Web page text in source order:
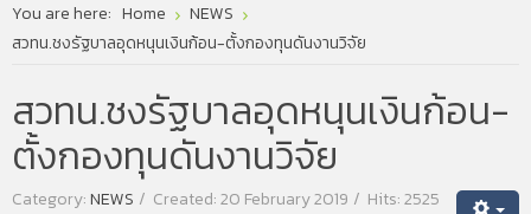
You are here: Home
NEWS
สวทน.ชงรัฐบาลอุดหนุนเงินก้อน-ตั้งกองทุนดันงานวิจัย
สวทน.ชงรัฐบาลอุดหนุนเงินก้อน-
ตั้งกองทุนดันงานวิจัย
Category:NEWS Created: 20 February 2019 Hits: 2525